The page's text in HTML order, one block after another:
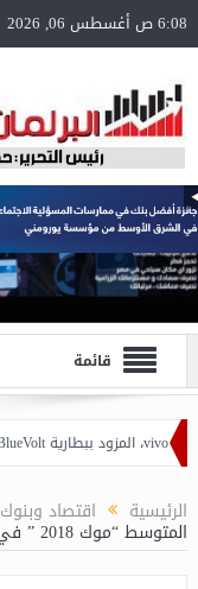
6:08 ص أغسطس 06, 2026
قائمة
الرئيسية اقتصاد وبنوك
المتوسط “موك 2018 ” في الإسكندرية